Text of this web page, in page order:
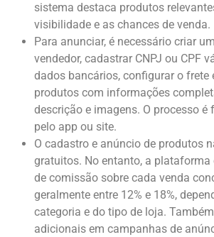
sistema destaca produtos
visibilidade e as chances de venda.
Para anunciar, é necessário criar
vendedor, cadastrar CNPJ ou CPF
dados bancários, configurar o frete
produtos com informações
descrição e imagens. O processo é
pelo app ou site.
O cadastro e anúncio de produtos
gratuitos. No entanto, a plataforma
de comissão sobre cada venda
geralmente entre 12% e 18%,
categoria e do tipo de loja.
adicionais em campanhas de